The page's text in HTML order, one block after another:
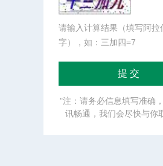
请输入计算结果（填写阿拉
字），如：三加四=7
"注：请务必信息填写准确
讯畅通，我们会尽快与你